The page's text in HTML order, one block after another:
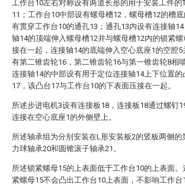
工作台10左右对称设有两道长形的用于安装工件的
11；工作台10中部设有螺母槽12，螺母槽12的槽
有贯穿工作台10的通孔13；通孔13内设有连接轴
轴14的顶端伸入螺母槽12并与螺母槽12内的锁紧螺
接在一起，连接轴14的底端伸入空心底座1的空腔5
有第二锥齿轮16，第二锥齿轮16与第一锥齿轮8相
连接轴14的中部设有用于定位连接轴14上下位置的
17，该凸台17与工作台10的下表面压接在一起。
所述步进电机3设有连接板18，连接板18通过螺钉
连接在空心底座1的外侧壁上。
所述轴承组为分别安装在L形安装板2的竖板两侧的
力球轴承20和圆锥滚子轴承21。
所述锁紧螺母15的上表面低于工作台10的上表面。
紧螺母15不会凸出工作台10上表面，不影响工作台